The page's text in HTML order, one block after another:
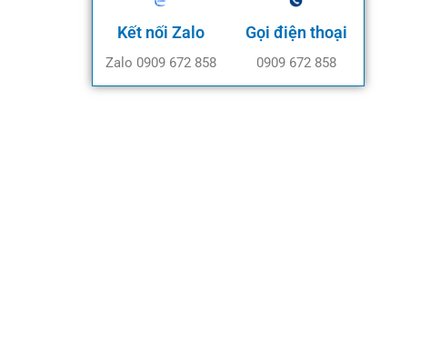
Kết nối Zalo
Zalo 0909 672 858
Gọi điện thoại
0909 672 858